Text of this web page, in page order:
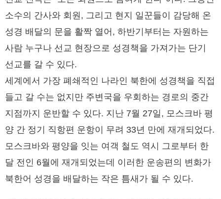
소수의 간사와 회원, 그리고 현지 일꾼들이 감당해 온
성경 배달의 문을 활짝 열어, 하반기부터는 자원하는
사람 누구나 선교 현장으로 성경책을 가져가는 단기
선교를 갈 수 있다.
세계에서 가장 폐쇄적인 나라인 북한에 성경책을 직접
들고 갈 수는 없지만 주변국을 우회하는 경로의 중간
지점까지 운반할 수 있다. 지난 7월 27일, 모스크바 평
양 간 정기 직항편 운항이 무려 33년 만에 재개되었다.
모스크바와 평양을 잇는 여객 철도 역시 그로부터 한
달 전인 6월에 재개되었는데 이러한 운송편의 변화가
북한어 성경을 배달하는 작은 틈새가 될 수 있다.